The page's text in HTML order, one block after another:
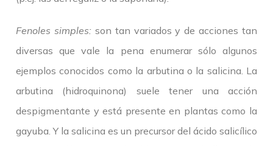
Fenoles simples: son tan variados y de acciones tan
diversas que vale la pena enumerar sólo algunos
ejemplos conocidos como la arbutina o la salicina. La
arbutina (hidroquinona) suele tener una acción
despigmentante y está presente en plantas como la
gayuba. Y la salicina es un precursor del ácido salicílico